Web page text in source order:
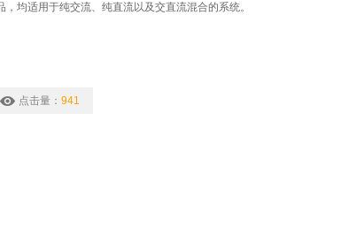
均适用于纯交流、纯直流以及交直流混合的系统。
点击量： 941